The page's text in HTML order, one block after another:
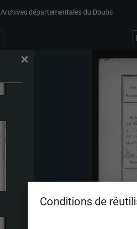
Archives départementales du Doubs
×
Conditions de